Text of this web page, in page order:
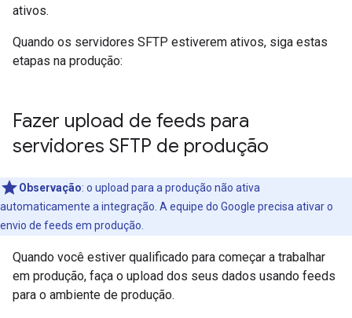
ativos.
Quando os servidores SFTP estiverem ativos, siga estas
etapas na produção:
Fazer upload de feeds para
servidores SFTP de produção
Observação: o upload para a produção não ativa
automaticamente a integração. A equipe do Google precisa ativar o
envio de feeds em produção.
Quando você estiver qualificado para começar a trabalhar
em produção, faça o upload dos seus dados usando feeds
para o ambiente de produção.